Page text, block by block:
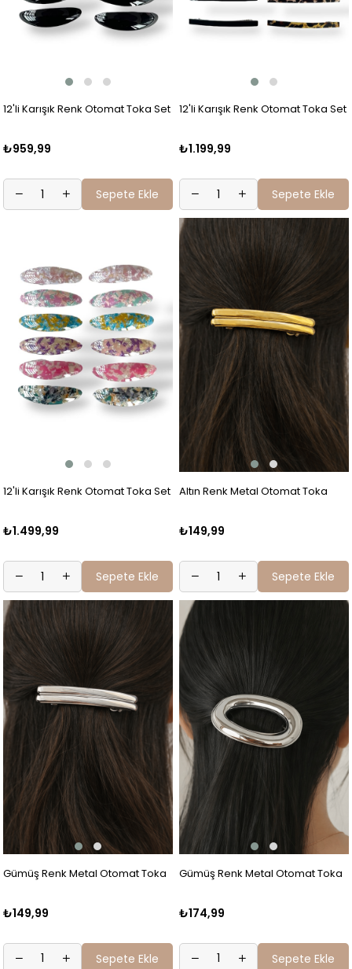
12'li Karışık Renk Otomat Toka Set
₺959,99
Sepete Ekle
12'li Karışık Renk Otomat Toka Set
₺1.199,99
Sepete Ekle
12'li Karışık Renk Otomat Toka Set
₺1.499,99
Sepete Ekle
Altın Renk Metal Otomat Toka
₺149,99
Sepete Ekle
Gümüş Renk Metal Otomat Toka
₺149,99
Sepete Ekle
Gümüş Renk Metal Otomat Toka
₺174,99
Sepete Ekle